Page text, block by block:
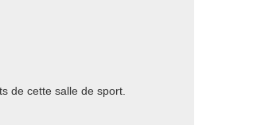
de cette salle de sport.